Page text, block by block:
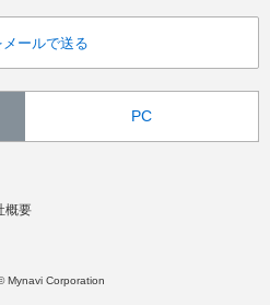
メールで送る
PC
概要
Mynavi Corporation